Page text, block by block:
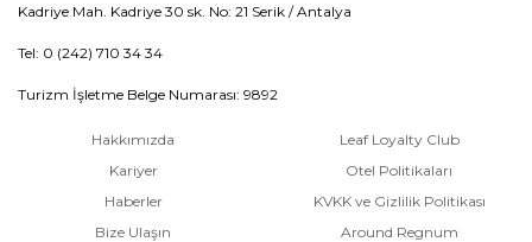
Kadriye Mah. Kadriye 30 sk. No: 21 Serik / Antalya
Tel: 0 (242) 710 34 34
Turizm İşletme Belge Numarası: 9892
Hakkımızda
Kariyer
Haberler
Bize Ulaşın
Leaf Loyalty Club
Otel Politikaları
KVKK ve Gizlilik Politikası
Around Regnum